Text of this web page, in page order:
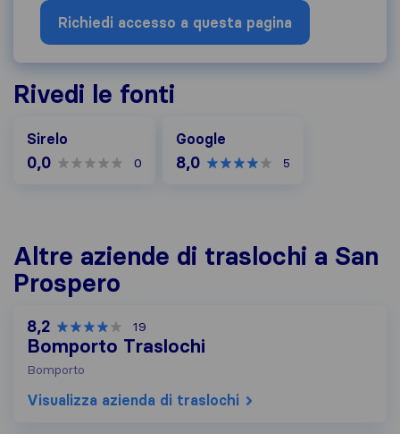
Richiedi accesso a questa pagina
Rivedi le fonti
Sirelo
0,0 0
Google
8,0 5
Altre aziende di traslochi a San
Prospero
8,2 19
Bomporto Traslochi
Bomporto
Visualizza azienda di traslochi